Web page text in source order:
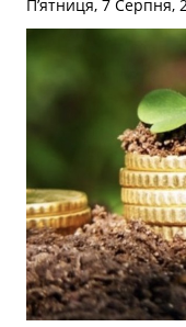
П’ятниця, 7 Серпня,